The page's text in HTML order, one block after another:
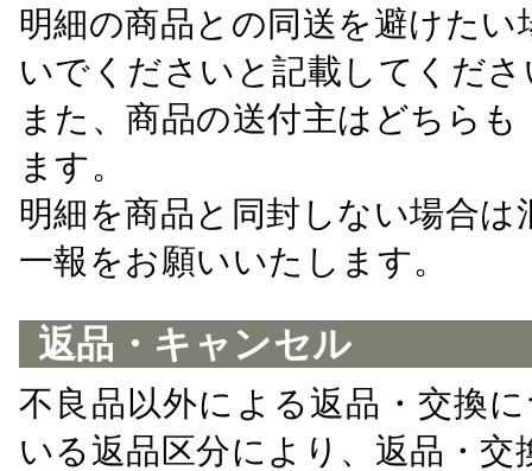
明細の商品との同送を避けた
いでくださいと記載してくださ
また、商品の送付主はどちら
ます。
明細を商品と同封しない場合
一報をお願いいたします。
返品・キャンセル
不良品以外による返品・交換
いる返品区分により、返品・